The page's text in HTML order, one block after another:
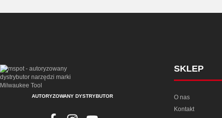
AUTORYZOWANY DYSTRYBUTOR
SKLEP
O nas
Kontakt